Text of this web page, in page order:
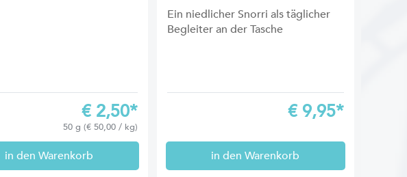
€ 2,50*
50 g (€ 50,00 / kg)
in den Warenkorb
Ein niedlicher Snorri als täglicher
Begleiter an der Tasche
€ 9,95*
in den Warenkorb